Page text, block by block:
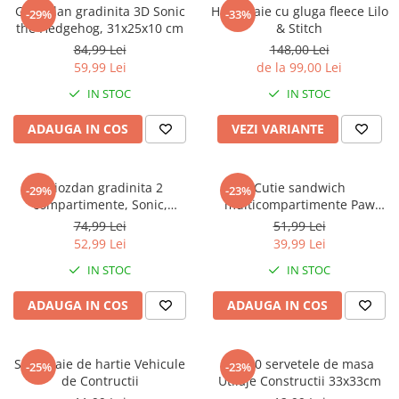
Captain america
Bakugan
Liga Dreptatii
Buzz Lightyear
My Little Pony
Planes
EplusM
Tom & Jerry
Transformers
Top Wings
Incaltaminte baieti
Ghete si cizme baieti
Pantofi baieti
Papuci si slapi baieti
Sandale baieti
Marvel
Monsters Inc.
La casa de papel
Nasa
Kids Euroswan
Rainbow High
Garfield
Nightmare before Christmas
EplusM
Perletti
Arditex
-29%
Ghiozdan gradinita 3D Sonic
the Hedgehog, 31x25x10 cm
84,99 Lei
59,99 Lei
IN STOC
ADAUGA IN COS
-33%
Halat baie cu gluga fleece Lilo
& Stitch
148,00 Lei
de la 99,00 Lei
IN STOC
VEZI VARIANTE
-29%Ghiozdan gradinita 2
compartimente, Sonic,
30x25x12 cm
74,99 Lei
52,99 Lei
IN STOC
ADAUGA IN COS
-23%Cutie sandwich
multicompartimente Paw
Patrol Superpowers
51,99 Lei
39,99 Lei
IN STOC
ADAUGA IN COS
-25%
Set 4 paie de hartie Vehicule
de Contructii
-23%
Set 20 servetele de masa
Utilaje Constructii 33x33cm